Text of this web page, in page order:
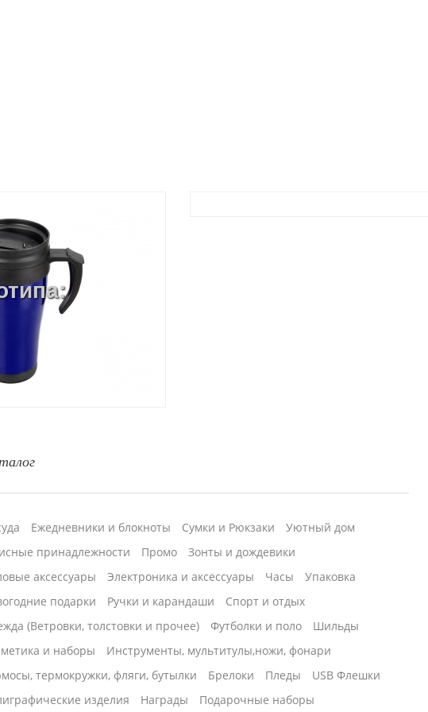
Ежедневники и блокноты Сумки и Рюкзаки
Уютный дом
принадлежности
Промо
Зонты и дождевики
аксессуары
Электроника и аксессуары Часы
Упаковка
подарки
Ручки и карандаши
Спорт и отдых
(Ветровки, толстовки и прочее)
Футболки и поло
Шильды
и наборы
Инструменты, мультитулы,ножи, фонари
термокружки, фляги, бутылки
Брелоки Пледы
USB Флешки
изделия
Награды Подарочные наборы